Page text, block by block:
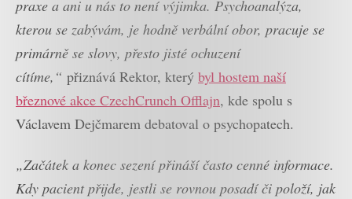
praxe a ani u nás to není výjimka. Psychoanalýza,
kterou se zabývám, je hodně verbální obor, pracuje se
primárně se slovy, přesto jisté ochuzení
cítíme,“ přiznává Rektor, který byl hostem naší
březnové akce CzechCrunch Offlajn, kde spolu s
Václavem Dejčmarem debatoval o psychopatech.
„Začátek a konec sezení přináší často cenné informace.
Kdy pacient přijde, jestli se rovnou posadí či položí, jak